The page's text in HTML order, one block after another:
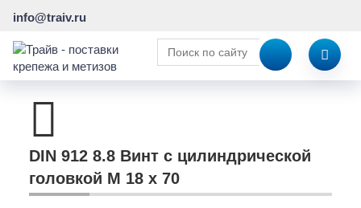
info@traiv.ru
DIN 912 8.8 Винт с цилиндрической
головкой M 18 x 70